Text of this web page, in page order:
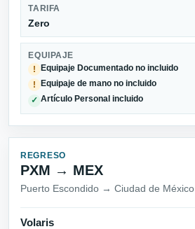
TARIFA
Zero
EQUIPAJE
!
Equipaje Documentado no incluido
! Equipaje de mano no incluido
✓ Artículo Personal incluido
REGRESO
PXM → MEX
Puerto Escondido → Ciudad de México
Volaris